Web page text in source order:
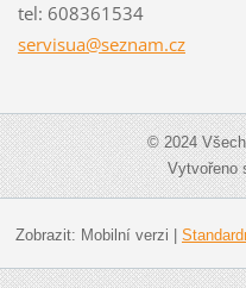
tel: 608361534
servisua@seznam.cz
© 2024
Vytvořeno
Zobrazit: Mobilní verzi |